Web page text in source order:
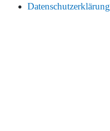
Datenschutzerklärung